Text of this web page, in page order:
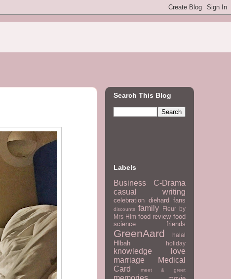
Search This Blog
Labels
Business
C-Drama
casual writing
celebration diehard fans
discounts family
Fleur by
Mrs Him food review food
science
friends
GreenAard halal
HIbah holiday
knowledge
love
marriage
Medical
Card
meet & greet